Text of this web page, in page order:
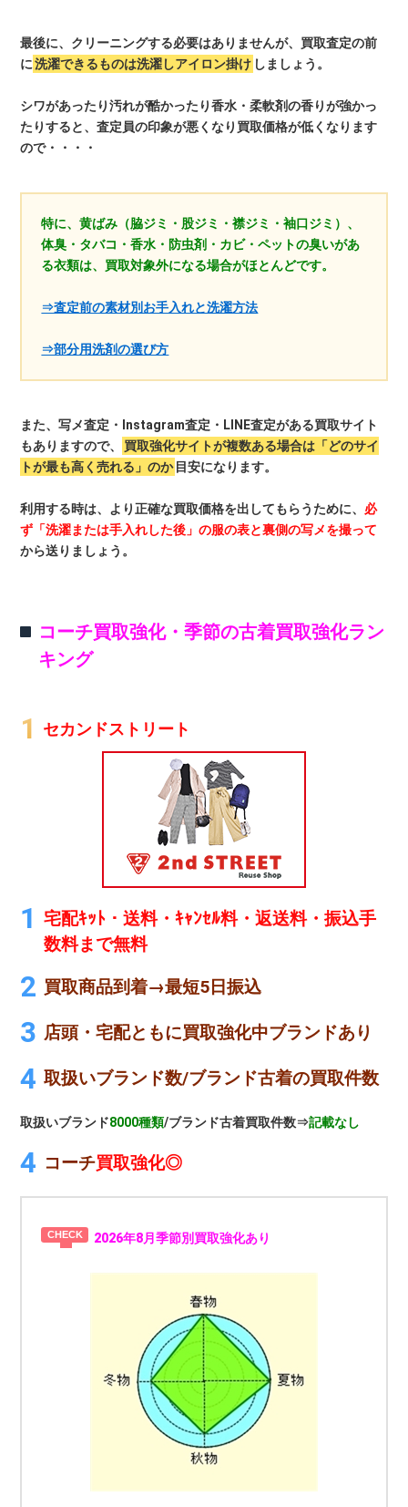
最後に、クリーニングする必要はありませんが、買取査定の前
に洗濯できるものは洗濯しアイロン掛け しましょう。
シワがあったり汚れが酷かったり香水・柔軟剤の香りが強かっ
たりすると、査定員の印象が悪くなり買取価格が低くなります
ので・・・・
特に、黄ばみ（脇ジミ・股ジミ・襟ジミ・袖口ジミ）、
体臭・タバコ・香水・防虫剤・カビ・ペットの臭いがあ
る衣類は、買取対象外になる場合がほとんどです。
⇒査定前の素材別お手入れと洗濯方法
⇒部分用洗剤の選び方
また、写メ査定・Instagram査定・LINE査定がある買取サイト
もありますので、
買取強化サイトが複数ある場合は「どのサイ
トが最も高く売れる」のか 目安になります。
利用する時は、より正確な買取価格を出してもらうために、 必
ず「洗濯または手入れした後」の服の表と裏側の写メを撮って
から送りましょう。
コーチ買取強化・季節の古着買取強化ラン
キング
セカンドストリート
宅配ｷｯﾄ・送料・ｷｬﾝｾﾙ料・返送料・振込手
数料まで無料
買取商品到着→最短5日振込
店頭・宅配ともに買取強化中ブランドあり
取扱いブランド数/ブランド古着の買取件数
取扱いブランド8000種類/ブランド古着買取件数⇒記載なし
コーチ買取強化◎
2026年8月季節別買取強化あり